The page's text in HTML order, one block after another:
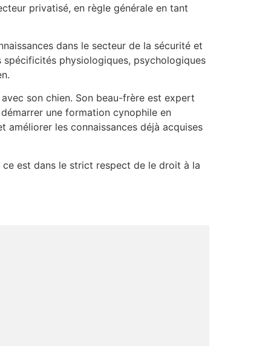
privatisé, en règle générale en tant
dans le secteur de la sécurité et
physiologiques, psychologiques
son chien. Son beau-frère est expert
une formation cynophile en
les connaissances déjà acquises
ce est dans le strict respect de le droit à la